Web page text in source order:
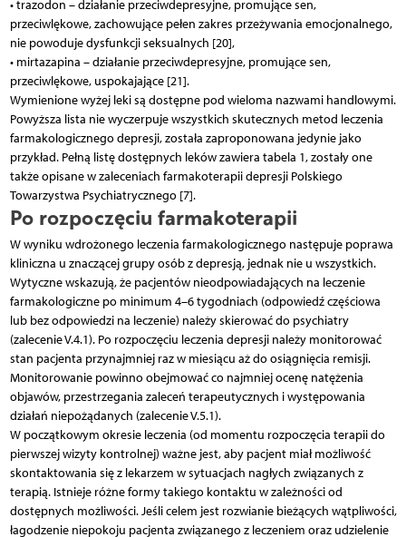
• trazodon – działanie przeciwdepresyjne, promujące sen,
przeciwlękowe, zachowujące pełen zakres przeżywania emocjonalnego,
nie powoduje dysfunkcji seksualnych [20],
• mirtazapina – działanie przeciwdepresyjne, promujące sen,
przeciwlękowe, uspokajające [21].
Wymienione wyżej leki są dostępne pod wieloma nazwami handlowymi.
Powyższa lista nie wyczerpuje wszystkich skutecznych metod leczenia
farmakologicznego depresji, została zaproponowana jedynie jako
przykład. Pełną listę dostępnych leków zawiera tabela 1, zostały one
także opisane w zaleceniach farmakoterapii depresji Polskiego
Towarzystwa Psychiatrycznego [7].
Po rozpoczęciu farmakoterapii
W wyniku wdrożonego leczenia farmakologicznego następuje poprawa
kliniczna u znaczącej grupy osób z depresją, jednak nie u wszystkich.
Wytyczne wskazują, że pacjentów nieodpowiadających na leczenie
farmakologiczne po minimum 4–6 tygodniach (odpowiedź częściowa
lub bez odpowiedzi na leczenie) należy skierować do psychiatry
(zalecenie V.4.1). Po rozpoczęciu leczenia depresji należy monitorować
stan pacjenta przynajmniej raz w miesiącu aż do osiągnięcia remisji.
Monitorowanie powinno obejmować co najmniej ocenę natężenia
objawów, przestrzegania zaleceń terapeutycznych i występowania
działań niepożądanych (zalecenie V.5.1).
W początkowym okresie leczenia (od momentu rozpoczęcia terapii do
pierwszej wizyty kontrolnej) ważne jest, aby pacjent miał możliwość
skontaktowania się z lekarzem w sytuacjach nagłych związanych z
terapią. Istnieje różne formy takiego kontaktu w zależności od
dostępnych możliwości. Jeśli celem jest rozwianie bieżących wątpliwości,
łagodzenie niepokoju pacjenta związanego z leczeniem oraz udzielenie